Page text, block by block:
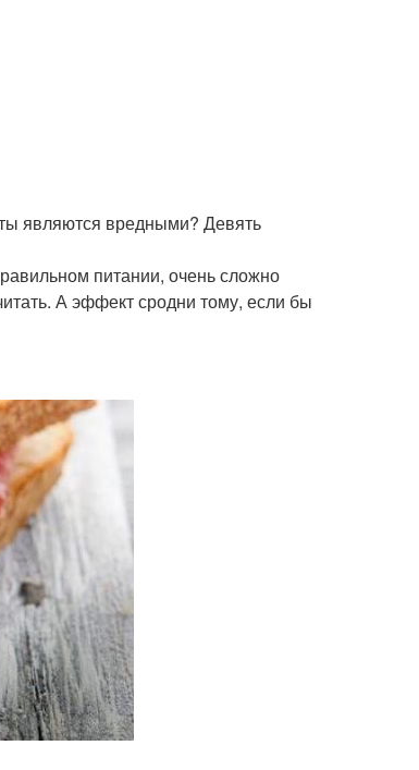
являются вредными? Девять
питании, очень сложно
А эффект сродни тому, если бы